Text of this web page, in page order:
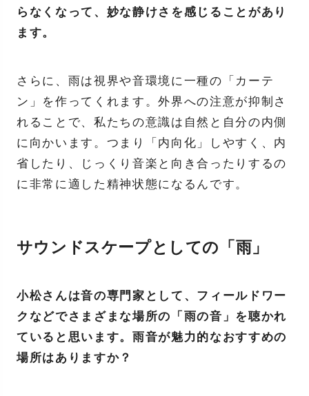
らなくなって、妙な静けさを感じることがあり
ます。
さらに、雨は視界や音環境に一種の「カーテ
ン」を作ってくれます。外界への注意が抑制さ
れることで、私たちの意識は自然と自分の内側
に向かいます。つまり「内向化」しやすく、内
省したり、じっくり音楽と向き合ったりするの
に非常に適した精神状態になるんです。
サウンドスケープとしての「雨」
小松さんは音の専門家として、フィールドワー
クなどでさまざまな場所の「雨の音」を聴かれ
ていると思います。雨音が魅力的なおすすめの
場所はありますか？